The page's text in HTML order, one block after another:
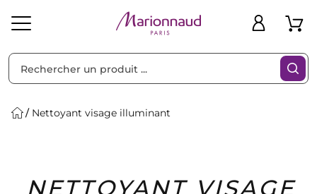
Solaire Homme Marques Idées
Cadeaux
Bons
Plans
Nettoyant visage illuminant
NETTOYANT VISAGE
Filtres